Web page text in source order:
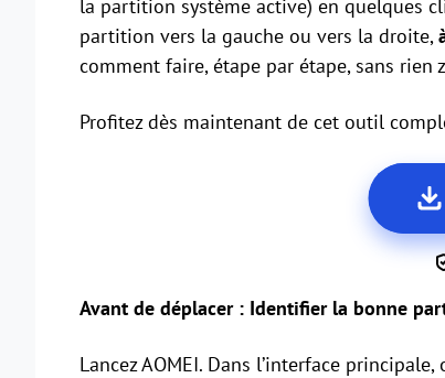
la partition système active) en quelques
partition vers la gauche ou vers la droite,
comment faire, étape par étape, sans rien
Profitez dès maintenant de cet outil
Avant de déplacer : Identifier la bonne
Lancez AOMEI. Dans l’interface